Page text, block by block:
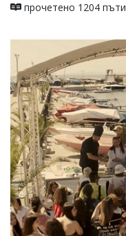
прочетено 1204 пъти